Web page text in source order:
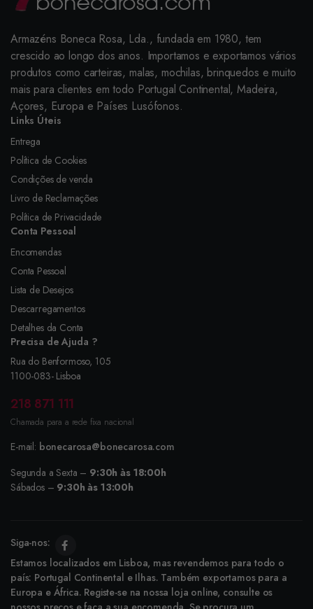
Armazéns Boneca Rosa, Lda., fundada em 1980, tem
crescido ao longo dos anos. Importamos e exportamos vários
produtos como carteiras, malas, mochilas, brinquedos e muito
mais para clientes em todo Portugal Continental, Madeira,
Açores, Europa e Países Lusófonos.
Links Úteis
Entrega
Política de Cookies
Condições de venda
Livro de Reclamações
Política de Privacidade
Conta Pessoal
Encomendas
Conta Pessoal
Lista de Desejos
Descarregamentos
Detalhes da Conta
Precisa de Ajuda ?
Rua do Benformoso, 105
1100-083- Lisboa
218 871 111
Chamada para a rede fixa nacional
E-mail: bonecarosa@bonecarosa.com
Segunda a Sexta – 9:30h às 18:00h
Sábados – 9:30h às 13:00h
Siga-nos:
Estamos localizados em Lisboa, mas revendemos para todo o
país: Portugal Continental e Ilhas. Também exportamos para a
Europa e África. Registe-se na nossa loja online, consulte os